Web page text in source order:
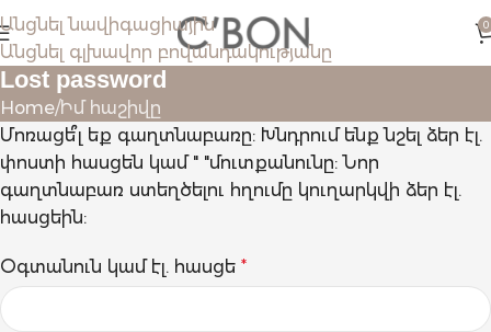
Անցնել նավիգացիային
Անցնել գլխավոր բովանդակությանը
0
Lost password
Home Իմ հաշիվը
Մոռացե՞լ եք գաղտնաբառը: Խնդրում ենք նշել ձեր էլ.
փոստի հասցեն կամ " "մուտքանունը: Նոր
գաղտնաբառ ստեղծելու հղումը կուղարկվի ձեր էլ.
հասցեին:
Օգտանուն կամ էլ. հասցե *